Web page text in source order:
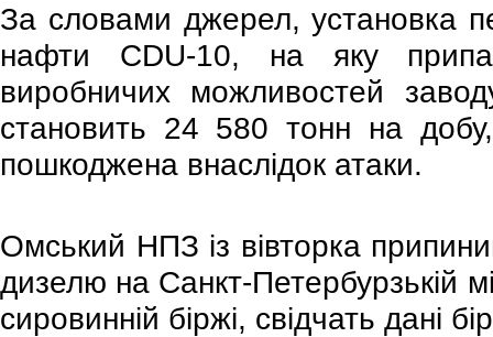
За словами джерел, установка
нафти CDU-10, на яку
виробничих можливостей
становить 24 580 тонн на
пошкоджена внаслідок атаки.
Омський НПЗ із вівторка
дизелю на Санкт-Петербурзькій
сировинній біржі, свідчать дані